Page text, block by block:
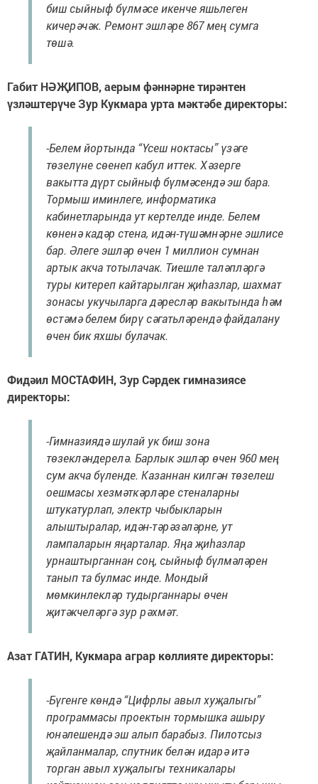
биш сыйныф бүлмәсе икенче яшьлеген
кичерәчәк. Ремонт эшләре 867 мең сумга
төшә.
Габит НӘҖИПОВ, аерым фәннәрне тирәнтен
үзләштерүче Зур Кукмара урта мәктәбе директоры:
-Белем йортында “Үсеш ноктасы” үзәге
төзелүне сөенеп кабул иттек. Хәзерге
вакытта дүрт сыйныф бүлмәсендә эш бара.
Тормыш иминлеге, информатика
кабинетларында ут кертелде инде. Белем
көненә кадәр стена, идән-түшәмнәрне эшлисе
бар. Әлеге эшләр өчен 1 миллион сумнан
артык акча тотылачак. Тиешле таләпләргә
туры китереп кайтарылган җиһазлар, шахмат
зонасы укучыларга дәресләр вакытында һәм
өстәмә белем бирү сәгатьләрендә файдалану
өчен бик яхшы булачак.
Фидәил МОСТАФИН, Зур Сәрдек гимназиясе
директоры:
-Гимназиядә шулай ук биш зона
төзекләндерелә. Барлык эшләр өчен 960 мең
сум акча бүленде. Казаннан килгән төзелеш
оешмасы хезмәткәрләре стеналарны
штукатурлап, электр чыбыкларын
алыштыралар, идән-тәрәзәләрне, ут
лампаларын яңарталар. Яңа җиһазлар
урнаштырганнан соң, сыйныф бүлмәләрен
танып та булмас инде. Мондый
мөмкинлекләр тудырганнары өчен
җитәкчеләргә зур рәхмәт.
Азат ГАТИН, Кукмара аграр көллияте директоры:
-Бүгенге көндә “Цифрлы авыл хуҗалыгы”
программасы проектын тормышка ашыру
юнәлешендә эш алып барабыз. Пилотсыз
җайланмалар, спутник белән идарә итә
торган авыл хуҗалыгы техникалары